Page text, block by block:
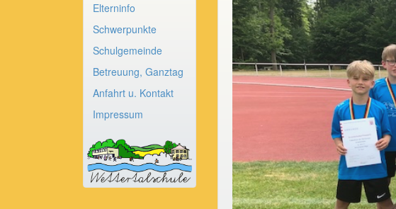
Elterninfo
Schwerpunkte
Schulgemeinde
Betreuung, Ganztag
Anfahrt u. Kontakt
Impressum